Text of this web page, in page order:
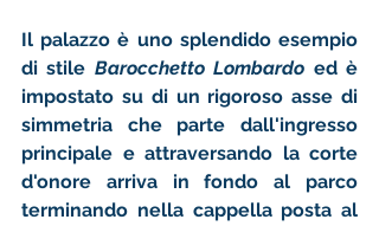
Il palazzo è uno splendido esempio
di stile Barocchetto Lombardo ed è
impostato su di un rigoroso asse di
simmetria che parte dall'ingresso
principale e attraversando la corte
d'onore arriva in fondo al parco
terminando nella cappella posta al